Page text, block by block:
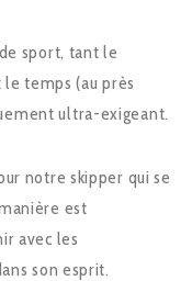
sport, tant le
temps (au près
ultra-exigeant.
notre skipper qui se
est
avec les
son esprit.